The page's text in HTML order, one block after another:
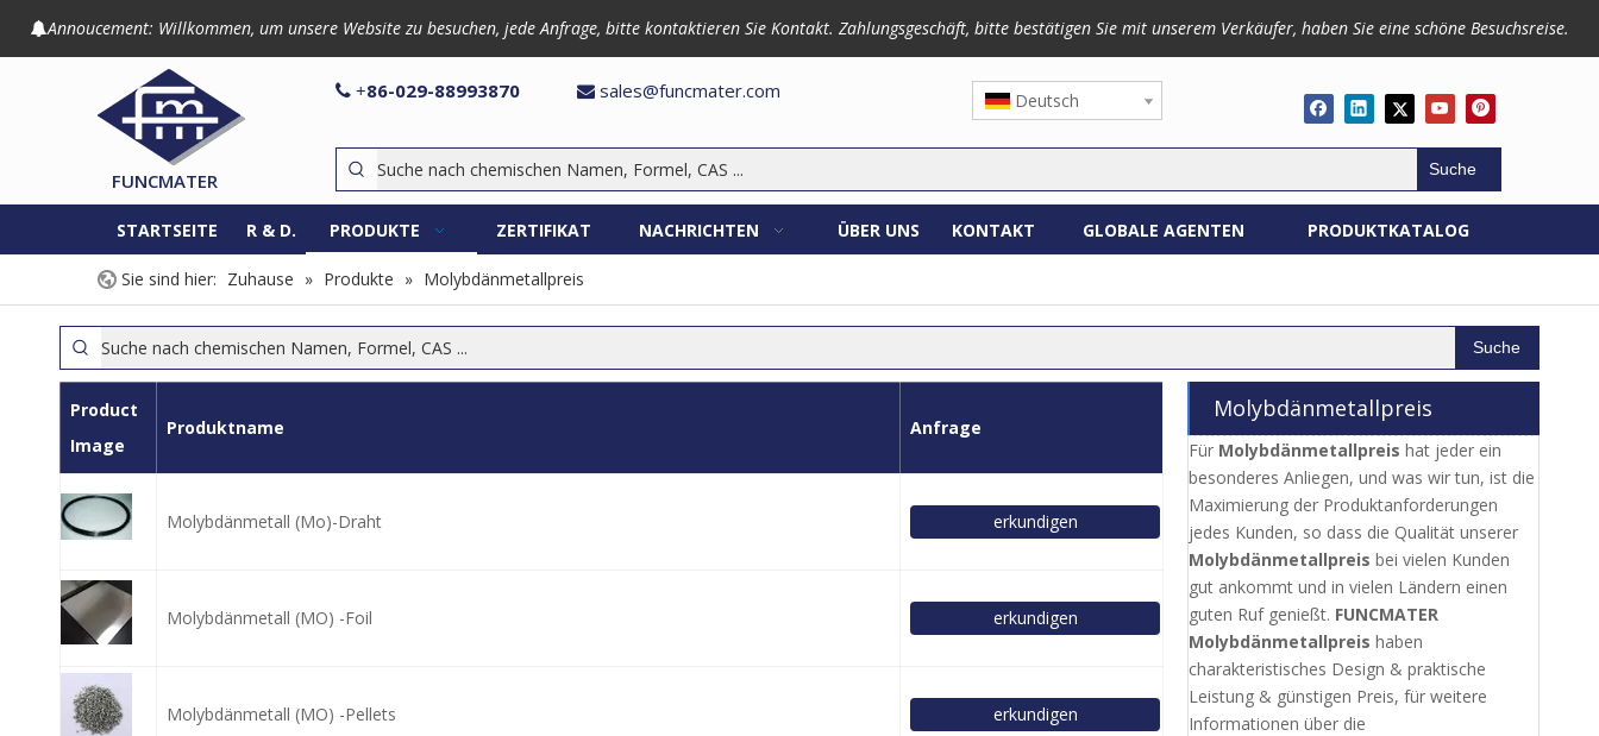
Annoucement: Willkommen, um unsere Website zu besuchen, jede Anfrage, bitte kontaktieren Sie Kontakt. Zahlungsgeschäft, bitte bestätigen Sie mit unserem Verkäufer, haben Sie eine schöne Besuchsreise.
FUNCMATER
 +86-029-88993870  sales@funcmater.com Deutsch
Suche
STARTSEITE R & D. PRODUKTE ZERTIFIKAT NACHRICHTEN ÜBER UNS KONTAKT GLOBALE AGENTEN PRODUKTKATALOG
Sie sind hier: Zuhause » Produkte » Molybdänmetallpreis
Suche
Product
Image
Produktname Anfrage
Molybdänmetall (Mo)-Draht erkundigen
Molybdänmetall (MO) -Foil erkundigen
Molybdänmetall (MO) -Pellets erkundigen
Molybdänmetallpreis
Für Molybdänmetallpreis hat jeder ein
besonderes Anliegen, und was wir tun, ist die
Maximierung der Produktanforderungen
jedes Kunden, so dass die Qualität unserer
Molybdänmetallpreis bei vielen Kunden
gut ankommt und in vielen Ländern einen
guten Ruf genießt. FUNCMATER
Molybdänmetallpreis haben
charakteristisches Design & praktische
Leistung & günstigen Preis, für weitere
Informationen über die